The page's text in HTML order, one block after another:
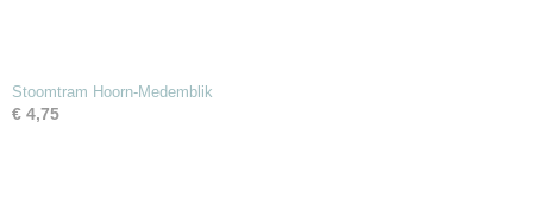
Stoomtram Hoorn-Medemblik
€ 4,75